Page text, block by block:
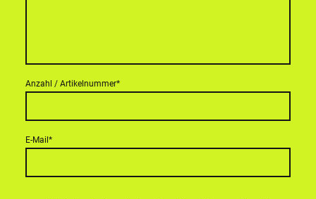
Anzahl / Artikelnummer*
E-Mail*